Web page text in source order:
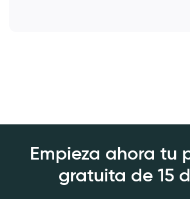
Empieza ahora tu
gratuita de 15